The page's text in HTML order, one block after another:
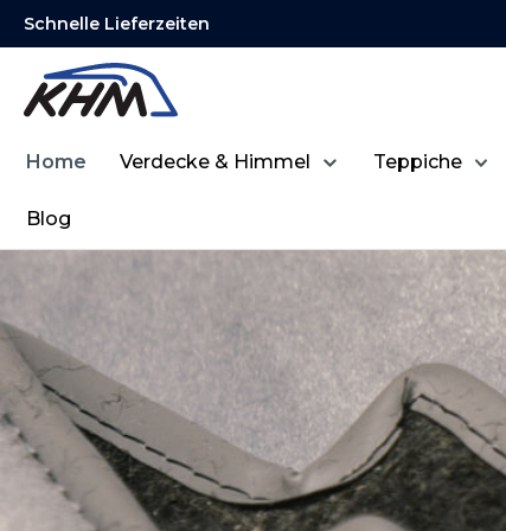
Zur Hauptnavigation springen
Schnelle Lieferzeiten
Home Verdecke & Himmel Teppiche
Blog